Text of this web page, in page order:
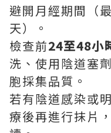
避開月經期間（
天）。
檢查前24至48小
洗、使用陰道塞
胞採集品質。
若有陰道感染或
療後再進行抹片